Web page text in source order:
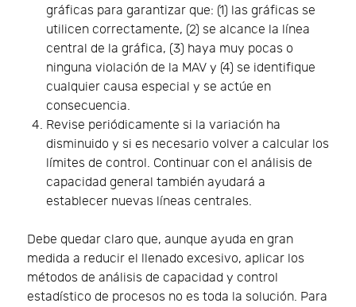
gráficas para garantizar que: (1) las gráficas se
utilicen correctamente, (2) se alcance la línea
central de la gráfica, (3) haya muy pocas o
ninguna violación de la MAV y (4) se identifique
cualquier causa especial y se actúe en
consecuencia.
Revise periódicamente si la variación ha
disminuido y si es necesario volver a calcular los
límites de control. Continuar con el análisis de
capacidad general también ayudará a
establecer nuevas líneas centrales.
Debe quedar claro que, aunque ayuda en gran
medida a reducir el llenado excesivo, aplicar los
métodos de análisis de capacidad y control
estadístico de procesos no es toda la solución. Para